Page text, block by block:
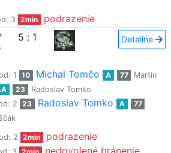
3 2min
podrazenie
5 : 1 Detailne
1 10 Michal Tomčo A 77
Martin
23
Radoslav Tomko
2 23 Radoslav Tomko A
77
2 2min podrazenie
nedovolené bránenie